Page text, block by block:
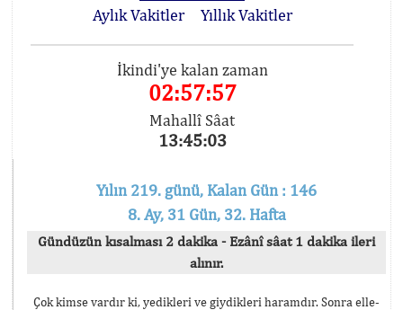
Aylık Vakitler
Yıllık Vakitler
İkindi'ye kalan zaman
02:57:56
Mahallî Sâat
13:45:04
Yılın 219. günü, Kalan Gün : 146
8. Ay, 31 Gün, 32. Hafta
Gündüzün kısalması 2 dakika - Ezânî sâat 1 dakika ileri
alınır.
Çok kimse vardır ki, yedikleri ve giydikleri haramdır. Sonra elle-